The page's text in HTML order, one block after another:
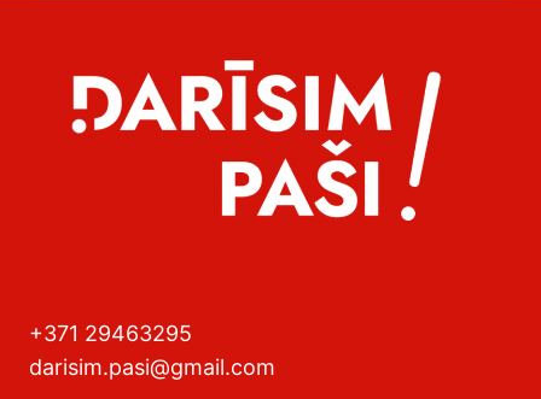
+371 29463295
darisim.pasi@gmail.com